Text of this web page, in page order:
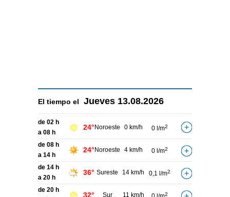
El tiempo el Jueves 13.08.2026
de 02 h
a 08 h
24° Noroeste 0 km/h 0 l/m2
de 08 h
a 14 h
24° Noroeste 4 km/h 0 l/m2
de 14 h
a 20 h
36° Sureste 14 km/h 0,1 l/m2
de 20 h
32° Sur 11 km/h 2